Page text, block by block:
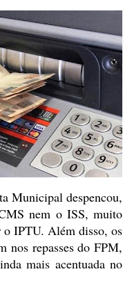
Municipal despencou,
nem o ISS, muito
o IPTU. Além disso, os
nos repasses do FPM,
mais acentuada no